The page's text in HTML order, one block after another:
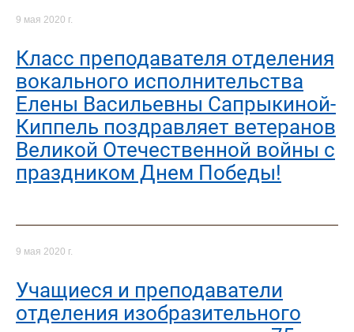
9 мая 2020 г.
Класс преподавателя отделения
вокального исполнительства
Елены Васильевны Сапрыкиной-
Киппель поздравляет ветеранов
Великой Отечественной войны с
праздником Днем Победы!
9 мая 2020 г.
Учащиеся и преподаватели
отделения изобразительного